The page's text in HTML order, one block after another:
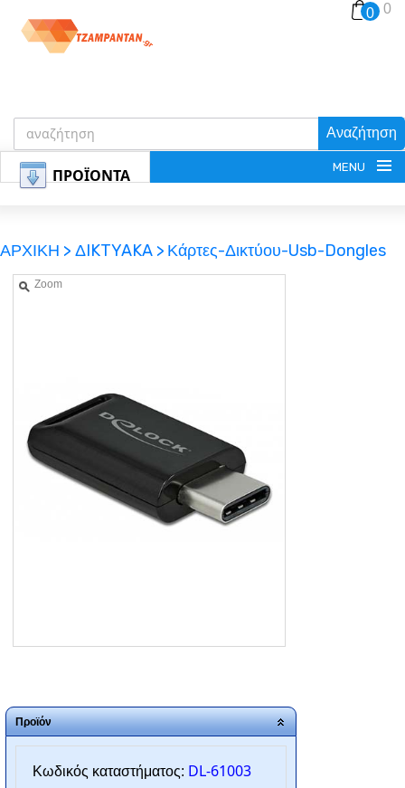
Αναζήτηση
0 0
ΠΡΟΪΟΝΤΑ MENU
ΚΑΛΑΘΙ-ΑΓΟΡΩΝ
ΑΡΧΙΚΗ
ΠΟΙΟΙ ΕΙΜΑΣΤΕ
ΑΡΧΙΚΗ > ΔIKTYAKA > Κάρτες-Δικτύου-Usb-Dongles
Zoom
Προϊόν
Κωδικός καταστήματος: DL-61003